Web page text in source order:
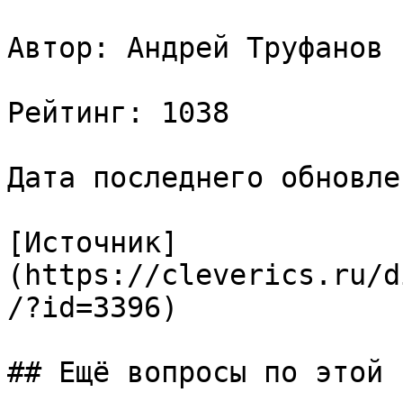
Автор: Андрей Труфанов
Рейтинг: 1038
Дата последнего
[Источник]
(https://cleverics.ru/
/?id=3396)
## Ещё вопросы по этой